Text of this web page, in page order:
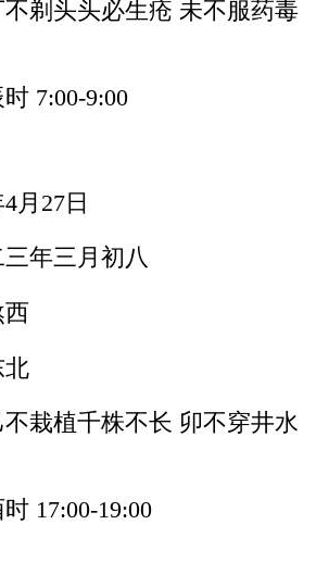
不剃头头必生疮 未不服药毒
7:00-9:00
月27日
三年三月初八
西
北
不栽植千株不长 卯不穿井水
17:00-19:00